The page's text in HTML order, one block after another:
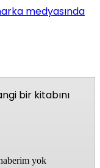
medyasında
bir kitabını
yok